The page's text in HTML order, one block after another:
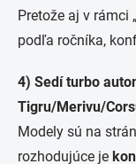
Pretože aj v rámci
podľa ročníka,
4) Sedí turbo
Tigru/Merivu/
Modely sú na
rozhodujúce je